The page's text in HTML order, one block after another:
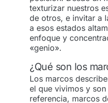
texturizar nuestros
de otros, e invitar a
a esos estados
enfoque y
«genio».
¿Qué son los
Los marcos
el que vivimos y
referencia, marcos